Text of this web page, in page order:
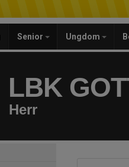
Senior Ungdom
LBK
Herr